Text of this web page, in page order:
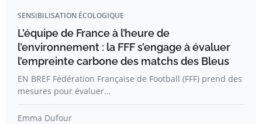
SENSIBILISATION ÉCOLOGIQUE
L’équipe de France à l’heure de
l’environnement : la FFF s’engage à évaluer
l’empreinte carbone des matchs des Bleus
EN BREF Fédération Française de Football (FFF) prend des
mesures pour évaluer…
Emma Dufour